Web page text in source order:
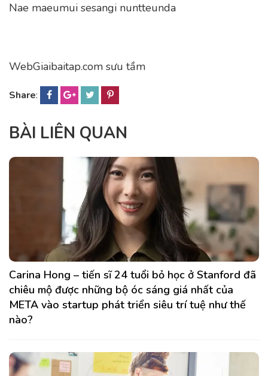
Nae maeumui sesangi nuntteunda
WebGiaibaitap.com sưu tầm
Share:
BÀI LIÊN QUAN
Carina Hong – tiến sĩ 24 tuổi bỏ học ở Stanford đã
chiêu mộ được những bộ óc sáng giá nhất của
META vào startup phát triển siêu trí tuệ như thế
nào?